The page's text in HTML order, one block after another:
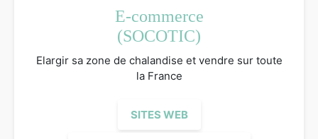
E-commerce
(SOCOTIC)
Elargir sa zone de chalandise et vendre sur toute
la France
SITES WEB